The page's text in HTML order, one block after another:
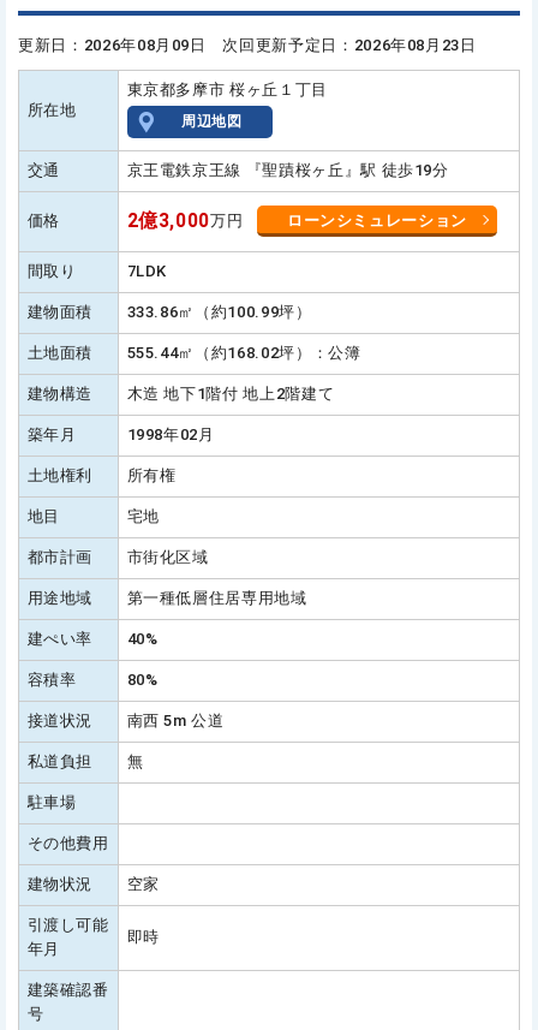
更新日：2026年08月09日 次回更新予定日：2026年08月23日
所在地
東京都多摩市 桜ヶ丘１丁目
周辺地図
交通 京王電鉄京王線 『聖蹟桜ヶ丘』駅 徒歩19分
価格 2億3,000万円 ローンシミュレーション
間取り 7LDK
建物面積 333.86㎡（約100.99坪）
土地面積 555.44㎡（約168.02坪）：公簿
建物構造 木造 地下1階付 地上2階建て
築年月 1998年02月
土地権利 所有権
地目 宅地
都市計画 市街化区域
用途地域 第一種低層住居専用地域
建ぺい率 40%
容積率 80%
接道状況 南西 5m 公道
私道負担 無
駐車場
その他費用
建物状況 空家
引渡し可能
年月
即時
建築確認番
号